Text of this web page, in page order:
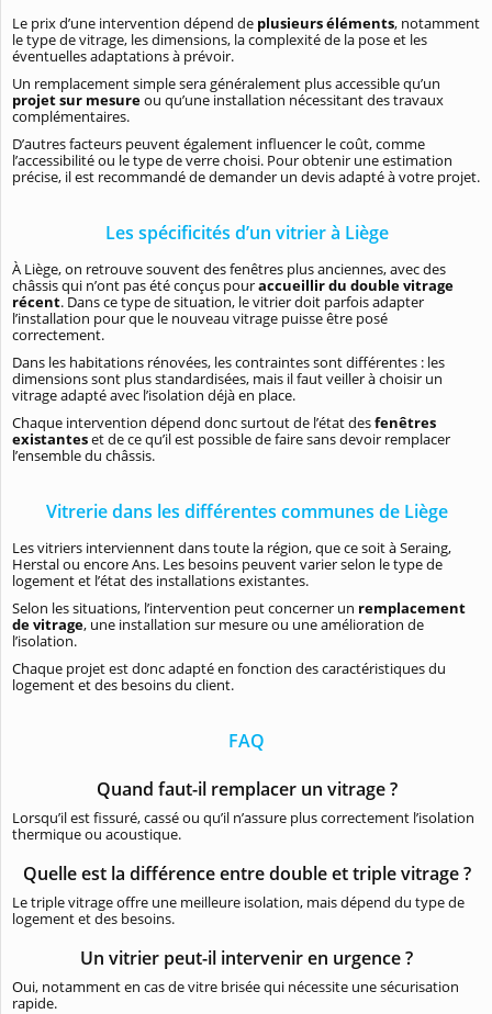
Le prix d’une intervention dépend de plusieurs éléments, notamment
le type de vitrage, les dimensions, la complexité de la pose et les
éventuelles adaptations à prévoir.
Un remplacement simple sera généralement plus accessible qu’un
projet sur mesureou qu’une installation nécessitant des travaux
complémentaires.
D’autres facteurs peuvent également influencer le coût, comme
l’accessibilité ou le type de verre choisi. Pour obtenir une estimation
précise, il est recommandé de demander un devis adapté à votre projet.
Les spécificités d’un vitrier à Liège
À Liège, on retrouve souvent des fenêtres plus anciennes, avec des
châssis qui n’ont pas été conçus pouraccueillir du double vitrage
récent. Dans ce type de situation, le vitrier doit parfois adapter
l’installation pour que le nouveau vitrage puisse être posé
correctement.
Dans les habitations rénovées, les contraintes sont différentes : les
dimensions sont plus standardisées, mais il faut veiller à choisir un
vitrage adapté avec l’isolation déjà en place.
Chaque intervention dépend donc surtout de l’état desfenêtres
existanteset de ce qu’il est possible de faire sans devoir remplacer
l’ensemble du châssis.
Vitrerie dans les différentes communes de Liège
Les vitriers interviennent dans toute la région, que ce soit à Seraing,
Herstal ou encore Ans. Les besoins peuvent varier selon le type de
logement et l’état des installations existantes.
Selon les situations, l’intervention peut concerner un remplacement
de vitrage, une installation sur mesure ou une amélioration de
l’isolation.
Chaque projet est donc adapté en fonction des caractéristiques du
logement et des besoins du client.
FAQ
Quand faut-il remplacer un vitrage ?
Lorsqu’il est fissuré, cassé ou qu’il n’assure plus correctement l’isolation
thermique ou acoustique.
Quelle est la différence entre double et triple vitrage ?
Le triple vitrage offre une meilleure isolation, mais dépend du type de
logement et des besoins.
Un vitrier peut-il intervenir en urgence ?
Oui, notamment en cas de vitre brisée qui nécessite une sécurisation
rapide.